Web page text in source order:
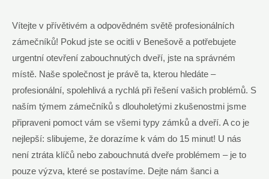
Vítejte v přívětivém a odpovědném světě profesionálních
zámečníků! Pokud jste se ocitli v Benešově a potřebujete
urgentní otevření zabouchnutých dveří, jste na správném
místě. Naše společnost je právě ta, kterou hledáte –
profesionální, spolehlivá a rychlá při řešení vašich problémů. S
naším týmem zámečníků s dlouholetými zkušenostmi jsme
připraveni pomoct vám se všemi typy zámků a dveří. A co je
nejlepší: slibujeme, že dorazíme k vám do 15 minut! U nás
není ztráta klíčů nebo zabouchnutá dveře problémem – je to
pouze výzva, které se postavíme. Dejte nám šanci a